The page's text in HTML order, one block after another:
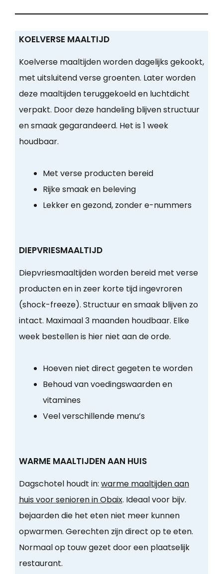
KOELVERSE MAALTIJD
Koelverse maaltijden worden dagelijks gekookt,
met uitsluitend verse groenten. Later worden
deze maaltijden teruggekoeld en luchtdicht
verpakt. Door deze handeling blijven structuur
en smaak gegarandeerd. Het is 1 week
houdbaar.
Met verse producten bereid
Rijke smaak en beleving
Lekker en gezond, zonder e-nummers
DIEPVRIESMAALTIJD
Diepvriesmaaltijden worden bereid met verse
producten en in zeer korte tijd ingevroren
(shock-freeze). Structuur en smaak blijven zo
intact. Maximaal 3 maanden houdbaar. Elke
week bestellen is hier niet aan de orde.
Hoeven niet direct gegeten te worden
Behoud van voedingswaarden en
vitamines
Veel verschillende menu’s
WARME MAALTIJDEN AAN HUIS
Dagschotel houdt in: warme maaltijden aan
huis voor senioren in Obaix. Ideaal voor bijv.
bejaarden die het eten niet meer kunnen
opwarmen. Gerechten zijn direct op te eten.
Normaal op touw gezet door een plaatselijk
restaurant.